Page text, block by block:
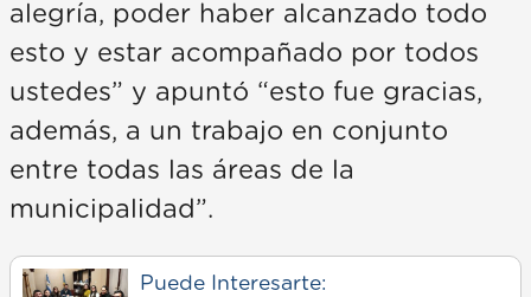
alegría, poder haber alcanzado todo
esto y estar acompañado por todos
ustedes” y apuntó “esto fue gracias,
además, a un trabajo en conjunto
entre todas las áreas de la
municipalidad”.
Puede Interesarte: